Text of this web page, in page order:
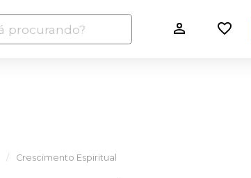
Crescimento Espiritual